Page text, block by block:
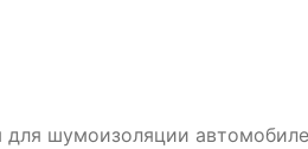
для шумоизоляции